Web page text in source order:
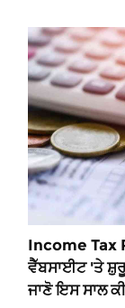
Income Tax
ਵੈੱਬਸਾਈਟ 'ਤੇ
ਜਾਣੋ ਇਸ ਸਾਲ